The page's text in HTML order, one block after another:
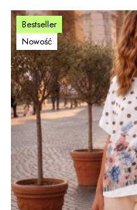
Bestseller
Nowość